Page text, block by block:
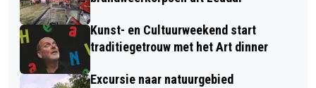
Kunst- en Cultuurweekend start
traditiegetrouw met het Art dinner
Excursie naar natuurgebied